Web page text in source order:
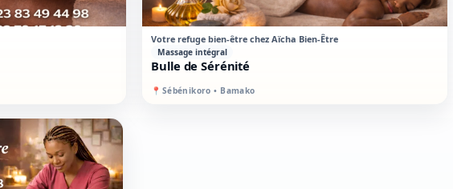
STANDARD MIXTE
Bulle de Sérénité
Votre refuge bien-être chez Aïcha Bien-Être
Massage intégral
📍 Sébénikoro • Bamako